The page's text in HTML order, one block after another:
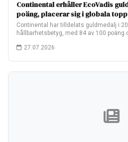
Continental erhåller EcoVadis
poäng, placerar sig i globala topp
Continental har tilldelats guldmedalj i
hållbarhetsbetyg, med 84 av 100 poäng
27.07.2026